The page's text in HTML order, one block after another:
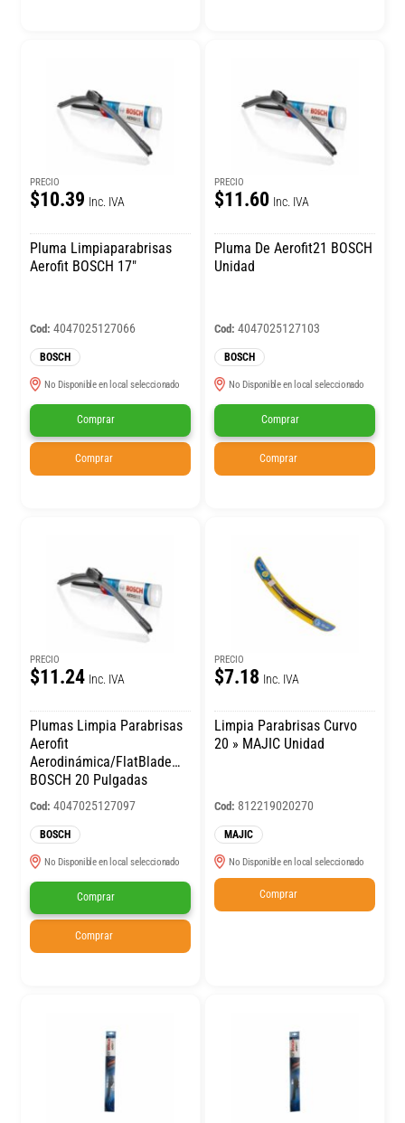
PRECIO
$10.39 Inc. IVA
Pluma Limpiaparabrisas
Aerofit BOSCH 17″
Cod: 4047025127066
BOSCH
No Disponible en local seleccionado
Comprar
Comprar
PRECIO
$11.60 Inc. IVA
Pluma De Aerofit21 BOSCH
Unidad
Cod: 4047025127103
BOSCH
No Disponible en local seleccionado
Comprar
Comprar
PRECIO
$11.24 Inc. IVA
Plumas Limpia Parabrisas
Aerofit
Aerodinámica/FlatBlade
BOSCH 20 Pulgadas
Cod: 4047025127097
BOSCH
No Disponible en local seleccionado
Comprar
Comprar
PRECIO
$7.18 Inc. IVA
Limpia Parabrisas Curvo
20 » MAJIC Unidad
Cod: 812219020270
MAJIC
No Disponible en local seleccionado
Comprar